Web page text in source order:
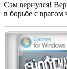
Сэм вернулся!
в борьбе с врагом